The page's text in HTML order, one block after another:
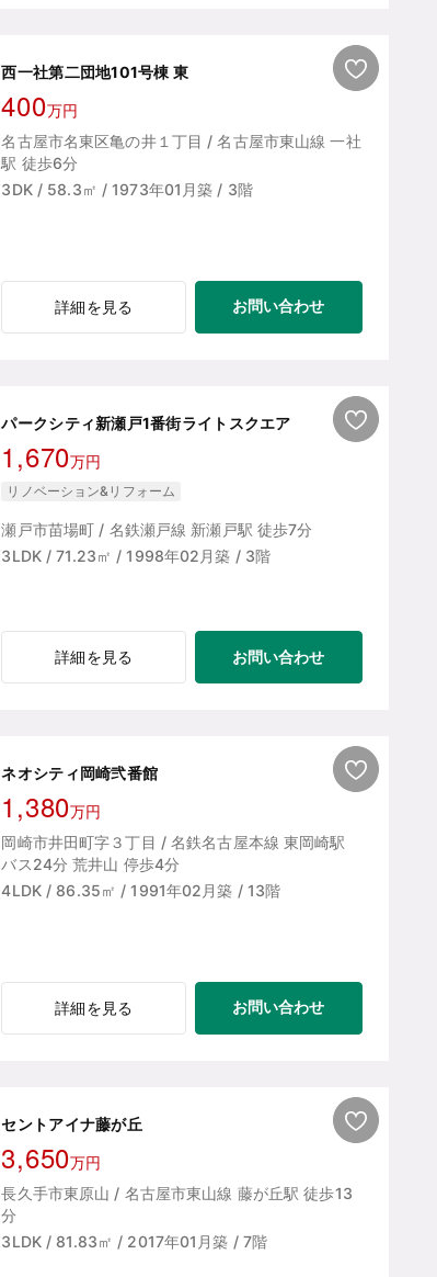
西一社第二団地101号棟 東
400万円
名古屋市名東区亀の井１丁目 / 名古屋市東山線 一社
駅 徒歩6分
3DK / 58.3㎡ / 1973年01月築 / 3階
詳細を見る お問い合わせ
パークシティ新瀬戸1番街ライトスクエア
1,670万円
リノベーション&リフォーム
瀬戸市苗場町 / 名鉄瀬戸線 新瀬戸駅 徒歩7分
3LDK / 71.23㎡ / 1998年02月築 / 3階
詳細を見る お問い合わせ
ネオシティ岡崎弐番館
1,380万円
岡崎市井田町字３丁目 / 名鉄名古屋本線 東岡崎駅
バス24分 荒井山 停歩4分
4LDK / 86.35㎡ / 1991年02月築 / 13階
詳細を見る お問い合わせ
セントアイナ藤が丘
3,650万円
長久手市東原山 / 名古屋市東山線 藤が丘駅 徒歩13
分
3LDK / 81.83㎡ / 2017年01月築 / 7階